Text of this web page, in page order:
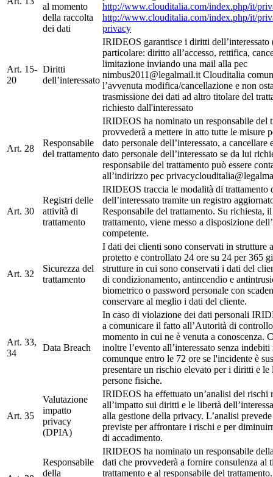
al momento
della raccolta
dei dati
http://www.clouditalia.com/index.php/it/
http://www.clouditalia.com/index.php/it/
privacy
Art. 15-
20
Diritti
dell’interessato
IRIDEOS garantisce i diritti dell’interessato
particolare: diritto all’accesso, rettifica,
limitazione inviando una mail alla pec
nimbus2011@legalmail.it Clouditalia
l’avvenuta modifica/cancellazione e non
trasmissione dei dati ad altro titolare del
richiesto dall'interessato
Art. 28
Responsabile
del trattamento
IRIDEOS ha nominato un responsabile del
provvederà a mettere in atto tutte le misure
dato personale dell’interessato, a
dato personale dell’interessato se da lui
responsabile del trattamento può essere
all’indirizzo pec
Art. 30
Registri delle
attività di
trattamento
IRIDEOS traccia le modalità di trattamento
dell’interessato tramite un registro
Responsabile del trattamento. Su richiesta,
trattamento, viene messo a disposizione
competente.
Art. 32
Sicurezza del
trattamento
I dati dei clienti sono conservati in strutture
protetto e controllato 24 ore su 24 per 365
strutture in cui sono conservati i dati del
di condizionamento, antincendio e
biometrico o password personale con
conservare al meglio i dati del cliente.
Art. 33,
34
Data Breach
In caso di violazione dei dati personali
a comunicare il fatto all’Autorità di
momento in cui ne è venuta a conoscenza.
inoltre l’evento all’interessato senza
comunque entro le 72 ore se l'incidente è
presentare un rischio elevato per i diritti e le
persone fisiche.
Art. 35
Valutazione
impatto
privacy
(DPIA)
IRIDEOS ha effettuato un’analisi dei rischi
all’impatto sui diritti e le libertà
alla gestione della privacy. L’analisi
previste per affrontare i rischi e per
di accadimento.
Responsabile
della
IRIDEOS ha nominato un responsabile
dati che provvederà a fornire consulenza al
trattamento e al responsabile del